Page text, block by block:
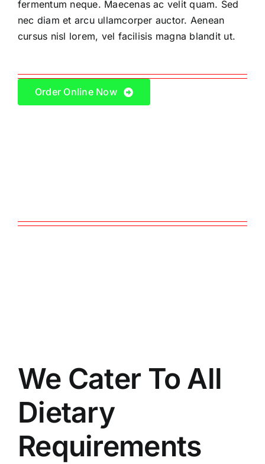
fermentum neque. Maecenas ac velit quam. Sed
nec diam et arcu ullamcorper auctor. Aenean
cursus nisl lorem, vel facilisis magna blandit ut.
Order Online Now
We Cater To All
Dietary
Requirements